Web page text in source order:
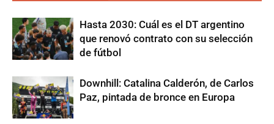
Hasta 2030: Cuál es el DT argentino
que renovó contrato con su selección
de fútbol
Downhill: Catalina Calderón, de Carlos
Paz, pintada de bronce en Europa